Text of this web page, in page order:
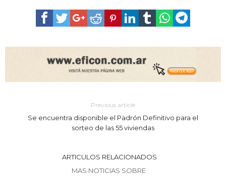
Previous article
Se encuentra disponible el Padrón Definitivo para el
sorteo de las 55 viviendas
ARTICULOS RELACIONADOS
MAS NOTICIAS SOBRE